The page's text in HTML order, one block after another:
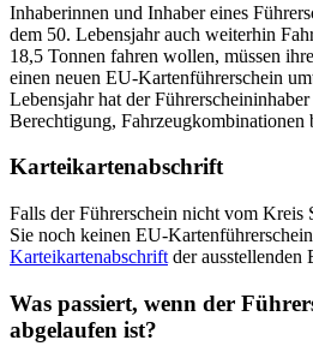
Inhaberinnen und Inhaber eines
dem 50. Lebensjahr auch weiterhin
18,5 Tonnen fahren wollen, müssen
einen neuen EU-Kartenführerschein
Lebensjahr hat der
Berechtigung, Fahrzeugkombinationen
Karteikartenabschrift
Falls der Führerschein nicht vom Kreis
Sie noch keinen EU-
Karteikartenabschrift der ausstellenden
Was passiert, wenn der
abgelaufen ist?